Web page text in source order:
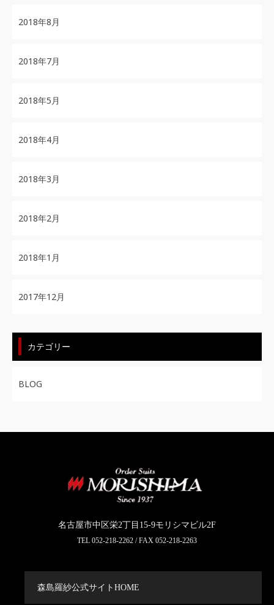
2018年8月
2018年7月
2018年5月
2018年4月
2018年3月
2018年2月
2018年1月
2017年12月
カテゴリー
BLOG
名古屋市中区栄2丁目15-9モリシマビル2F
TEL 052-218-2262 / FAX 052-218-2263
森島羅紗公式サイトHOME